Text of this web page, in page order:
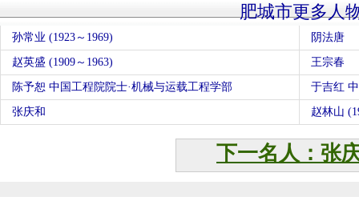
肥城市更多人
孙常业 (1923～1969) 阴法唐
赵英盛 (1909～1963) 王宗春
陈予恕 中国工程院院士·机械与运载工程学部 于吉红
张庆和 赵林山
下一名人：张